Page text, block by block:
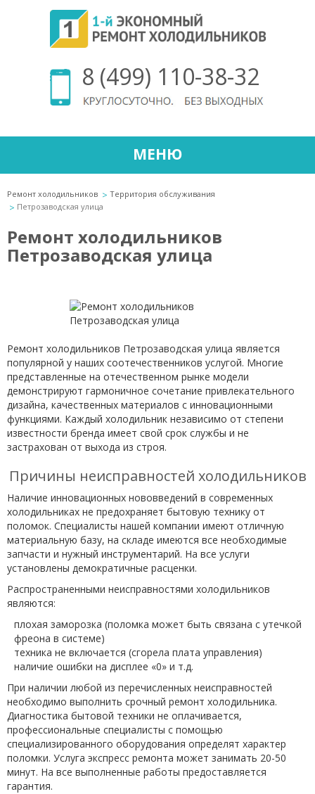
8 (499) 110-38-32
МЕНЮ
Ремонт холодильников
Территория обслуживания
Петрозаводская улица
Ремонт холодильников
Петрозаводская улица
Ремонт холодильников Петрозаводская улица является
популярной у наших соотечественников услугой. Многие
представленные на отечественном рынке модели
демонстрируют гармоничное сочетание привлекательного
дизайна, качественных материалов с инновационными
функциями. Каждый холодильник независимо от степени
известности бренда имеет свой срок службы и не
застрахован от выхода из строя.
Причины неисправностей холодильников
Наличие инновационных нововведений в современных
холодильниках не предохраняет бытовую технику от
поломок. Специалисты нашей компании имеют отличную
материальную базу, на складе имеются все необходимые
запчасти и нужный инструментарий. На все услуги
установлены демократичные расценки.
Распространенными неисправностями холодильников
являются:
плохая заморозка (поломка может быть связана с утечкой
фреона в системе)
техника не включается (сгорела плата управления)
наличие ошибки на дисплее «0» и т.д.
При наличии любой из перечисленных неисправностей
необходимо выполнить срочный ремонт холодильника.
Диагностика бытовой техники не оплачивается,
профессиональные специалисты с помощью
специализированного оборудования определят характер
поломки. Услуга экспресс ремонта может занимать 20-50
минут. На все выполненные работы предоставляется
гарантия.